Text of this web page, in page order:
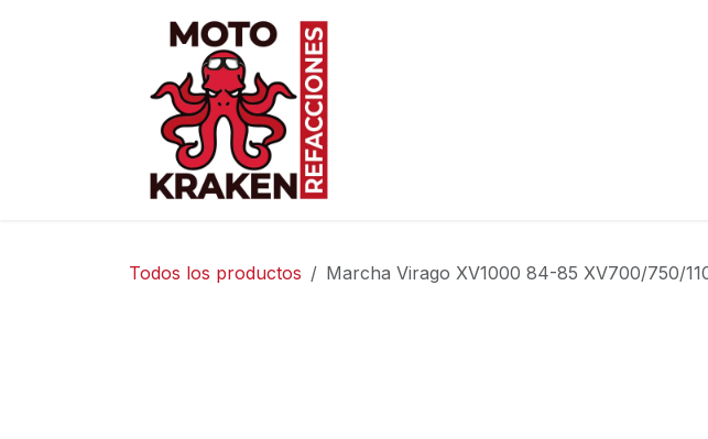
Todos los productos Marcha Virago XV1000 84-85 XV700/750/